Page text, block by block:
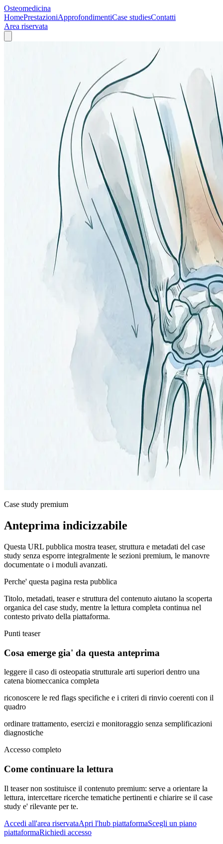
Osteomedicina
HomePrestazioniApprofondimentiCase studiesContatti
Area riservata
Case study premium
Anteprima indicizzabile
Questa URL pubblica mostra teaser, struttura e metadati del case
study senza esporre integralmente le sezioni premium, le manovre
documentate o i moduli avanzati.
Perche' questa pagina resta pubblica
Titolo, metadati, teaser e struttura del contenuto aiutano la scoperta
organica del case study, mentre la lettura completa continua nel
contesto privato della piattaforma.
Punti teaser
Cosa emerge gia' da questa anteprima
leggere il caso di osteopatia strutturale arti superiori dentro una
catena biomeccanica completa
riconoscere le red flags specifiche e i criteri di rinvio coerenti con il
quadro
ordinare trattamento, esercizi e monitoraggio senza semplificazioni
diagnostiche
Accesso completo
Come continuare la lettura
Il teaser non sostituisce il contenuto premium: serve a orientare la
lettura, intercettare ricerche tematiche pertinenti e chiarire se il case
study e' rilevante per te.
Accedi all'area riservataApri l'hub piattaformaScegli un piano
piattaformaRichiedi accesso